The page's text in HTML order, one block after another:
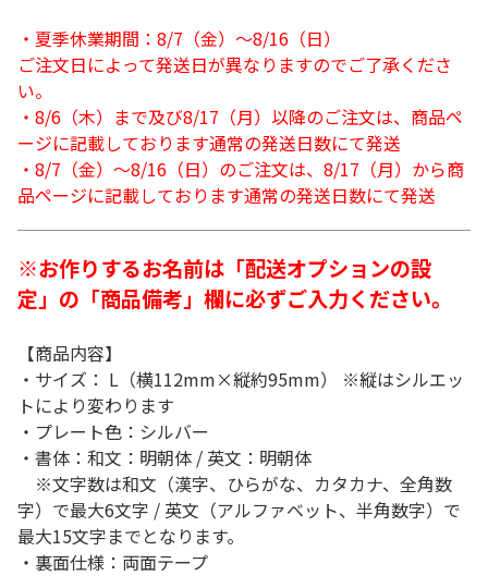
・夏季休業期間：8/7（金）～8/16（日）
ご注文日によって発送日が異なりますのでご了承くださ
い。
・8/6（木）まで及び8/17（月）以降のご注文は、商品ペ
ージに記載しております通常の発送日数にて発送
・8/7（金）～8/16（日）のご注文は、8/17（月）から商
品ページに記載しております通常の発送日数にて発送
※お作りするお名前は「配送オプションの設
定」の「商品備考」欄に必ずご入力ください。
【商品内容】
・サイズ： L（横112mm×縦約95mm） ※縦はシルエッ
トにより変わります
・プレート色：シルバー
・書体：和文：明朝体 / 英文：明朝体
※文字数は和文（漢字、ひらがな、カタカナ、全角数
字）で最大6文字 / 英文（アルファベット、半角数字）で
最大15文字までとなります。
・裏面仕様：両面テープ